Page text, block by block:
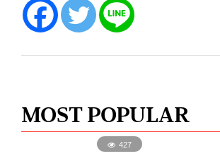
MOST POPULAR
427